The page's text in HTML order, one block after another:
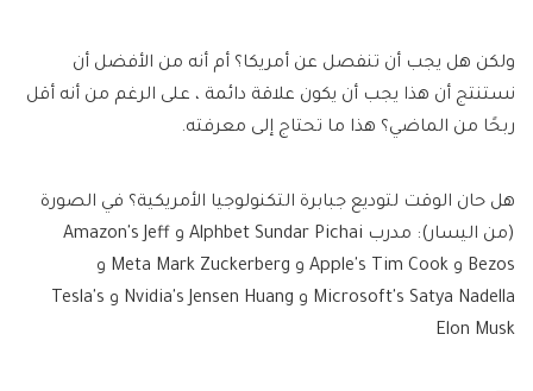
ولكن هل يجب أن تنفصل عن أمريكا؟ أم أنه من الأفضل أن
نستنتج أن هذا يجب أن يكون علاقة دائمة ، على الرغم من أنه أقل
ربحًا من الماضي؟ هذا ما تحتاج إلى معرفته.
هل حان الوقت لتوديع جبابرة التكنولوجيا الأمريكية؟ في الصورة
(من اليسار): مدرب Alphbet Sundar Pichai و Amazon's Jeff
Bezos و Apple's Tim Cook و Meta Mark Zuckerberg و
Microsoft's Satya Nadella و Nvidia's Jensen Huang و Tesla's
Elon Musk